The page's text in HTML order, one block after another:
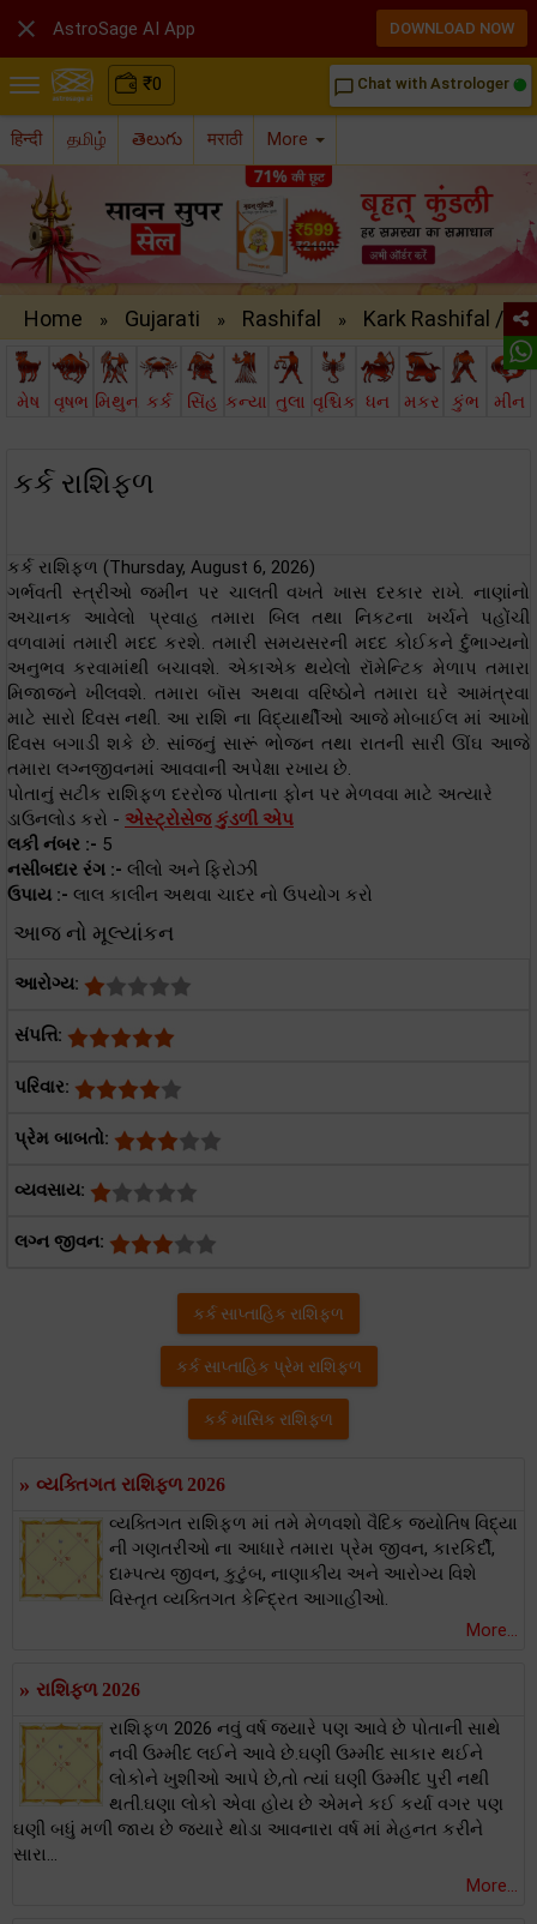
₹0 chat_bubble_outline Chat with Astrologer
हिन्दी தமிழ் తెలుగు मराठी More
Home » Gujarati » Rashifal » Kark Rashifal /..
મેષ વૃષભ મિથુન કર્ક સિંહ કન્યા તુલા વૃશ્ચિક ધન મકર કુંભ મીન
કર્ક રાશિફળ
કર્ક રાશિફળ (Thursday, August 6, 2026)
ગર્ભવતી સ્ત્રીઓ જમીન પર ચાલતી વખતે ખાસ દરકાર રાખે. નાણાંનો
અચાનક આવેલો પ્રવાહ તમારા બિલ તથા નિકટના ખર્ચને પહોંચી
વળવામાં તમારી મદદ કરશે. તમારી સમયસરની મદદ કોઈકને ર્દુભાગ્યનો
અનુભવ કરવામાંથી બચાવશે. એકાએક થયેલો રૉમેન્ટિક મેળાપ તમારા
મિજાજને ખીલવશે. તમારા બૉસ અથવા વરિષ્ઠોને તમારા ઘરે આમંત્રવા
માટે સારો દિવસ નથી. આ રાશિ ના વિદ્યાર્થીઓ આજે મોબાઈલ માં આખો
દિવસ બગાડી શકે છે. સાંજનું સારૂં ભોજન તથા રાતની સારી ઊંઘ આજે
તમારા લગ્નજીવનમાં આવવાની અપેક્ષા રખાય છે.
પોતાનું સટીક રાશિફળ દરરોજ પોતાના ફોન પર મેળવવા માટે અત્યારે
ડાઉનલોડ કરો - એસ્ટ્રોસેજ કુંડળી એપ
લકી નંબર :- 5
નસીબદાર રંગ :- લીલો અને ફિરોઝી
ઉપાય :- લાલ કાલીન અથવા ચાદર નો ઉપયોગ કરો
આજ નો મૂલ્યાંકન
આરોગ્ય:
સંપત્તિ:
પરિવાર:
પ્રેમ બાબતો:
વ્યવસાય:
લગ્ન જીવન:
કર્ક સાપ્તાહિક રાશિફળ
કર્ક સાપ્તાહિક પ્રેમ રાશિફળ
કર્ક માસિક રાશિફળ
» વ્યક્તિગત રાશિફળ 2026
વ્યક્તિગત રાશિફળ માં તમે મેળવશો વૈદિક જ્યોતિષ વિદ્યા
ની ગણતરીઓ ના આધારે તમારા પ્રેમ જીવન, કારકિર્દી,
દામ્પત્ય જીવન, કુટુંબ, નાણાકીય અને આરોગ્ય વિશે
વિસ્તૃત વ્યક્તિગત કેન્દ્રિત આગાહીઓ.
More...
» રાશિફળ 2026
રાશિફળ 2026 નવું વર્ષ જયારે પણ આવે છે પોતાની સાથે
નવી ઉમ્મીદ લઈને આવે છે.ઘણી ઉમ્મીદ સાકાર થઈને
લોકોને ખુશીઓ આપે છે,તો ત્યાં ઘણી ઉમ્મીદ પુરી નથી
થતી.ઘણા લોકો એવા હોય છે એમને કઈ કર્યા વગર પણ
ઘણી બધું મળી જાય છે જયારે થોડા આવનારા વર્ષ માં મેહનત કરીને
સારા...
More...
 AstroSage AI App DOWNLOAD NOW